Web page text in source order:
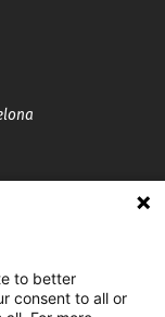
to better
consent to all or